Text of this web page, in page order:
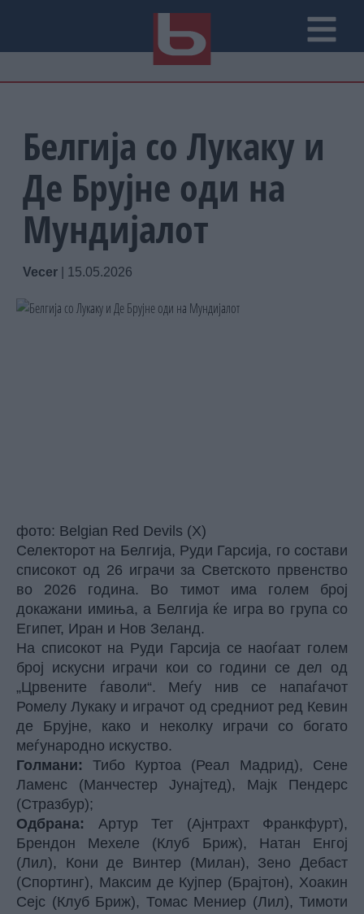
Белгија со Лукаку и
Де Брујне оди на
Мундијалот
Vecer 15.05.2026
фото: Belgian Red Devils (X)
Селекторот на Белгија, Руди Гарсија, го состави
списокот од 26 играчи за Светското првенство
во 2026 година. Во тимот има голем број
докажани имиња, а Белгија ќе игра во група со
Египет, Иран и Нов Зеланд.
На списокот на Руди Гарсија се наоѓаат голем
број искусни играчи кои со години се дел од
„Црвените ѓаволи“. Меѓу нив се напаѓачот
Ромелу Лукаку и играчот од средниот ред Кевин
де Брујне, како и неколку играчи со богато
меѓународно искуство.
Голмани: Тибо Куртоа (Реал Мадрид), Сене
Ламенс (Манчестер Јунајтед), Мајк Пендерс
(Стразбур);
Одбрана: Артур Тет (Ајнтрахт Франкфурт),
Брендон Мехеле (Клуб Бриж), Натан Енгој
(Лил), Кони де Винтер (Милан), Зено Дебаст
(Спортинг), Максим де Кујпер (Брајтон), Хоакин
Сејс (Клуб Бриж), Томас Мениер (Лил), Тимоти